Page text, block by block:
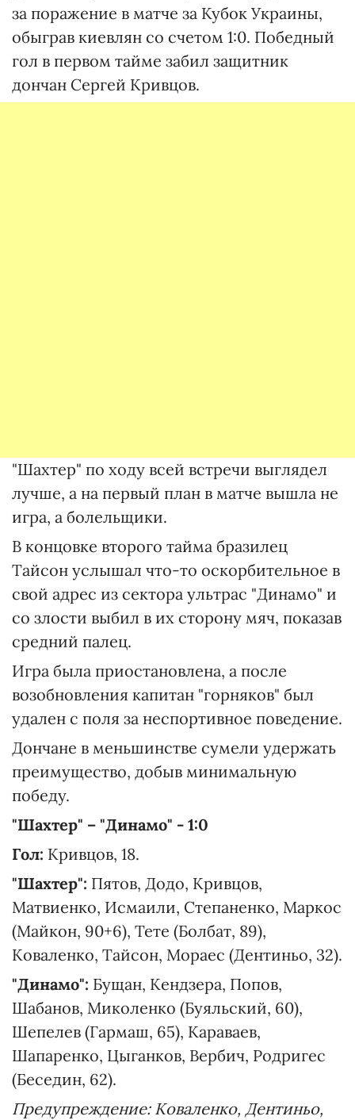
за поражение в матче за Кубок Украины,
обыграв киевлян со счетом 1:0. Победный
гол в первом тайме забил защитник
дончан Сергей Кривцов.
"Шахтер" по ходу всей встречи выглядел
лучше, а на первый план в матче вышла не
игра, а болельщики.
В концовке второго тайма бразилец
Тайсон услышал что-то оскорбительное в
свой адрес из сектора ультрас "Динамо" и
со злости выбил в их сторону мяч, показав
средний палец.
Игра была приостановлена, а после
возобновления капитан "горняков" был
удален с поля за неспортивное поведение.
Дончане в меньшинстве сумели удержать
преимущество, добыв минимальную
победу.
"Шахтер" – "Динамо" - 1:0
Гол: Кривцов, 18.
"Шахтер": Пятов, Додо, Кривцов,
Матвиенко, Исмаили, Степаненко, Маркос
(Майкон, 90+6), Тете (Болбат, 89),
Коваленко, Тайсон, Мораес (Дентиньо, 32).
"Динамо": Бущан, Кендзера, Попов,
Шабанов, Миколенко (Буяльский, 60),
Шепелев (Гармаш, 65), Караваев,
Шапаренко, Цыганков, Вербич, Родригес
(Беседин, 62).
Предупреждение: Коваленко, Дентиньо,